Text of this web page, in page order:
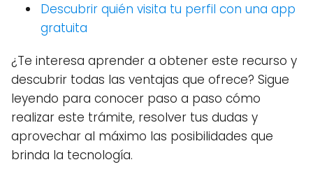
Descubrir quién visita tu perfil con una app
gratuita
¿Te interesa aprender a obtener este recurso y
descubrir todas las ventajas que ofrece? Sigue
leyendo para conocer paso a paso cómo
realizar este trámite, resolver tus dudas y
aprovechar al máximo las posibilidades que
brinda la tecnología.